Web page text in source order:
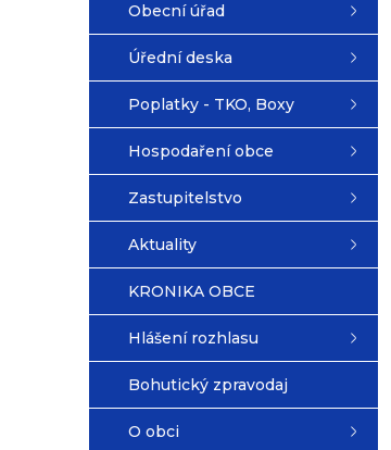
Obecní úřad
Úřední deska
Poplatky - TKO, Boxy
Hospodaření obce
Zastupitelstvo
Aktuality
KRONIKA OBCE
Hlášení rozhlasu
Bohutický zpravodaj
O obci